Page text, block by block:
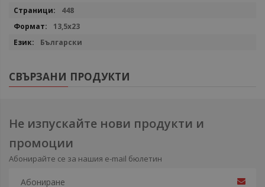
448
13,5x23
Български
СВЪРЗАНИ ПРОДУКТИ
Не изпускайте нови продукти и
промоции
Абонирайте се за нашия e-mail бюлетин